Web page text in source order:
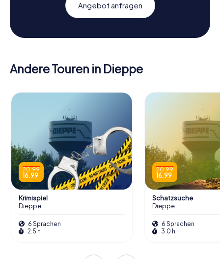
Angebot anfragen
Andere Touren in Dieppe
20.99
16.99
Krimispiel
Dieppe
6 Sprachen
2.5 h
20.99
16.99
Schatzsuche
Dieppe
6 Sprachen
3.0 h